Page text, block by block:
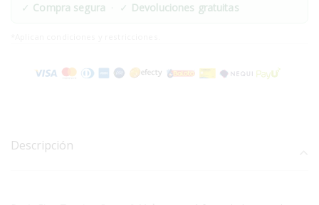
✓ Compra segura · ✓ Devoluciones gratuitas
Descripción